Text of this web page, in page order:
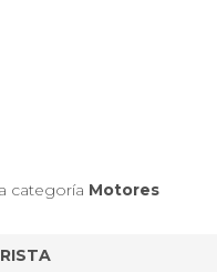
categoría Motores